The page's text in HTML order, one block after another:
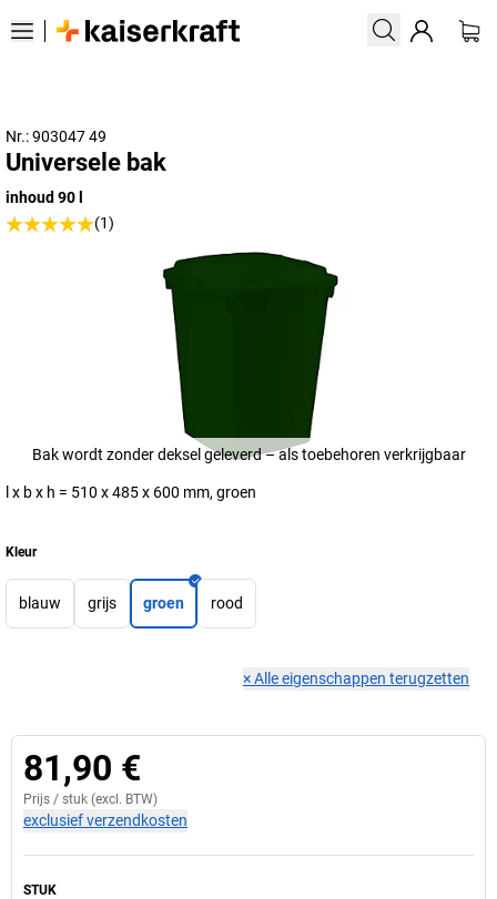
Nr.: 903047 49
Universele bak
inhoud 90 l
(1)
Bak wordt zonder deksel geleverd – als toebehoren verkrijgbaar
l x b x h = 510 x 485 x 600 mm, groen
Kleur
blauw grijs groen rood
×Alle eigenschappen terugzetten
81,90 €
Prijs / stuk (excl. BTW)
exclusief verzendkosten
STUK